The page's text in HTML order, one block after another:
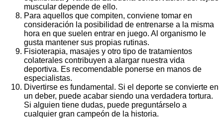
muscular depende de ello.
Para aquellos que compiten, conviene tomar en
consideración la posibilidad de entrenarse a la misma
hora en que suelen entrar en juego. Al organismo le
gusta mantener sus propias rutinas.
Fisioterapia, masajes y otro tipo de tratamientos
colaterales contribuyen a alargar nuestra vida
deportiva. Es recomendable ponerse en manos de
especialistas.
Divertirse es fundamental. Si el deporte se convierte en
un deber, puede acabar siendo una verdadera tortura.
Si alguien tiene dudas, puede preguntárselo a
cualquier gran campeón de la historia.